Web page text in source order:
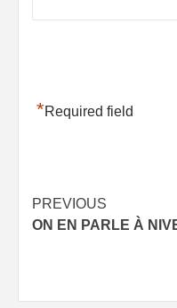
*Required field
Post
navigation
PREVIOUS
ON EN PARLE À